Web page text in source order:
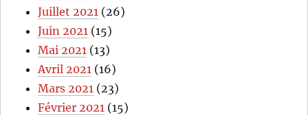
Juillet 2021 (26)
Juin 2021 (15)
Mai 2021 (13)
Avril 2021 (16)
Mars 2021 (23)
Février 2021 (15)